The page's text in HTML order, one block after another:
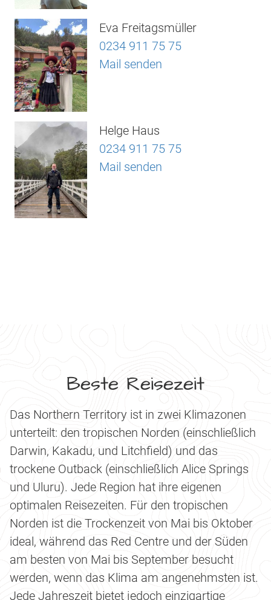
Eva Freitagsmüller
0234 911 75 75
Mail senden
Helge Haus
0234 911 75 75
Mail senden
Beste Reisezeit
Das Northern Territory ist in zwei Klimazonen
unterteilt: den tropischen Norden (einschließlich
Darwin, Kakadu, und Litchfield) und das
trockene Outback (einschließlich Alice Springs
und Uluru). Jede Region hat ihre eigenen
optimalen Reisezeiten. Für den tropischen
Norden ist die Trockenzeit von Mai bis Oktober
ideal, während das Red Centre und der Süden
am besten von Mai bis September besucht
werden, wenn das Klima am angenehmsten ist.
Jede Jahreszeit bietet jedoch einzigartige